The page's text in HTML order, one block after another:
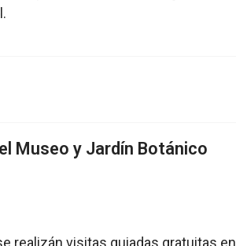
Museo y Jardín Botánico
realizán visitas guiadas gratuitas en